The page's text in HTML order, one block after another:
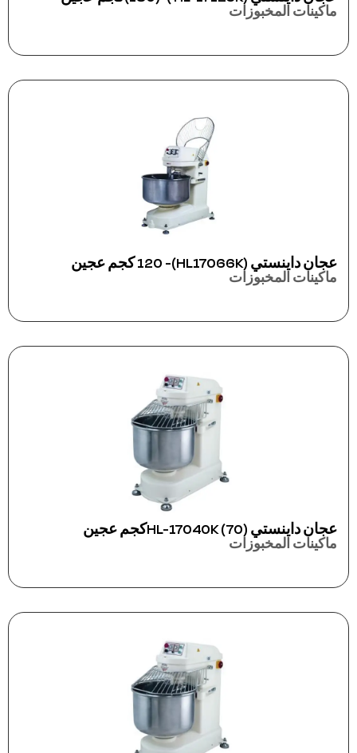
ماكينات المخبوزات
عجان داينستي (HL17066K)- 120 كجم عجين
ماكينات المخبوزات
عجان داينستي HL-17040K (70)كجم عجين
ماكينات المخبوزات